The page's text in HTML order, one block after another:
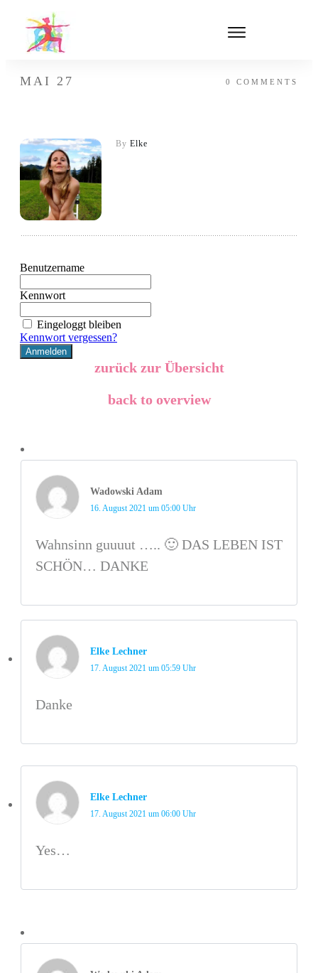
MAI 27 0 COMMENTS
By Elke
Benutzername
Kennwort
Eingeloggt bleiben
Kennwort vergessen?
zurück zur Übersicht
back to overview
Wadowski Adam
16. August 2021 um 05:00 Uhr
Wahnsinn guuuut ….. 🙂 DAS LEBEN IST
SCHÖN… DANKE
Elke Lechner
17. August 2021 um 05:59 Uhr
Danke
Elke Lechner
17. August 2021 um 06:00 Uhr
Yes…